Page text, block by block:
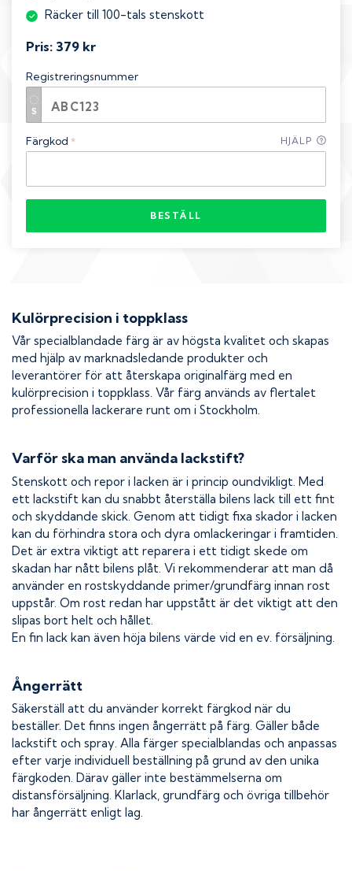
Räcker till 100-tals stenskott
Pris: 379 kr
Registreringsnummer
Färgkod * HJÄLP
BESTÄLL
Kulörprecision i toppklass
Vår specialblandade färg är av högsta kvalitet och skapas
med hjälp av marknadsledande produkter och
leverantörer för att återskapa originalfärg med en
kulörprecision i toppklass. Vår färg används av flertalet
professionella lackerare runt om i Stockholm.
Varför ska man använda lackstift?
Stenskott och repor i lacken är i princip oundvikligt. Med
ett lackstift kan du snabbt återställa bilens lack till ett fint
och skyddande skick. Genom att tidigt fixa skador i lacken
kan du förhindra stora och dyra omlackeringar i framtiden.
Det är extra viktigt att reparera i ett tidigt skede om
skadan har nått bilens plåt. Vi rekommenderar att man då
använder en rostskyddande primer/grundfärg innan rost
uppstår. Om rost redan har uppstått är det viktigt att den
slipas bort helt och hållet.
En fin lack kan även höja bilens värde vid en ev. försäljning.
Ångerrätt
Säkerställ att du använder korrekt färgkod när du
beställer. Det finns ingen ångerrätt på färg. Gäller både
lackstift och spray. Alla färger specialblandas och anpassas
efter varje individuell beställning på grund av den unika
färgkoden. Därav gäller inte bestämmelserna om
distansförsäljning. Klarlack, grundfärg och övriga tillbehör
har ångerrätt enligt lag.